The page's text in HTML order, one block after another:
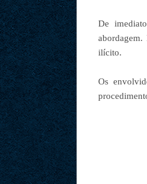
De
abordagem.
ilícito.
Os